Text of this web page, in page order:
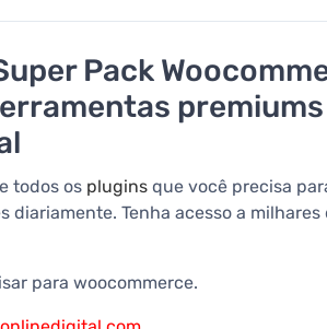
Pack
todos os plugins que você precisa
diariamente. Tenha acesso a
para woocommerce.